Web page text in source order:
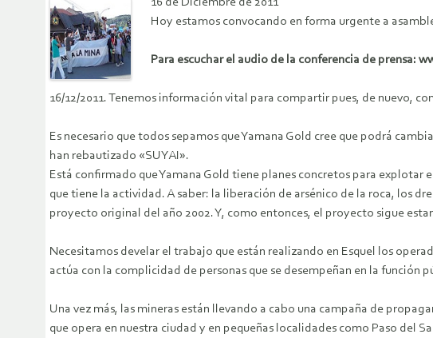
Hoy estamos convocando en forma urgente a
Para escuchar el audio de la conferencia de prensa:
16/12/2011. Tenemos información vital para compartir pues, de nuevo,
Es necesario que todos sepamos que Yamana Gold cree que podrá
han rebautizado «SUYAI».
Está confirmado que Yamana Gold tiene planes concretos para
que tiene la actividad. A saber: la liberación de arsénico de la roca, los
proyecto original del año 2002. Y, como entonces, el proyecto sigue
Necesitamos develar el trabajo que están realizando en Esquel los
actúa con la complicidad de personas que se desempeñan en la función
Una vez más, las mineras están llevando a cabo una campaña de
que opera en nuestra ciudad y en pequeñas localidades como Paso del